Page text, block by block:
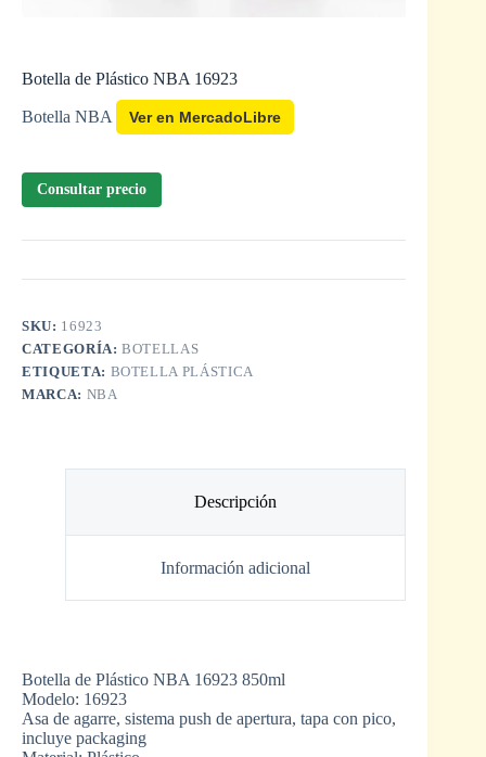
Botella de Plástico NBA 16923
Botella NBA Ver en MercadoLibre
Consultar precio
SKU: 16923
CATEGORÍA:BOTELLAS
ETIQUETA: BOTELLA PLÁSTICA
MARCA: NBA
Descripción
Información adicional
Botella de Plástico NBA 16923 850ml
Modelo: 16923
Asa de agarre, sistema push de apertura, tapa con pico,
incluye packaging